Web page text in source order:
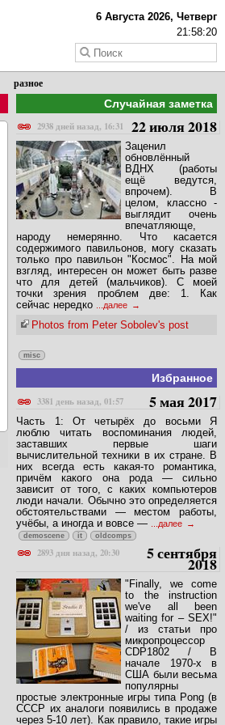
6 Августа 2026, Четверг
21:58:20
разное
Случайная заметка
2938 дней назад, 16:31
22 июля 2018
Заценил
обновлённый
ВДНХ (работы
ещё ведутся,
впрочем). В
целом, классно -
выглядит очень
впечатляюще,
народу немерянно. Что касается
содержимого павильонов, могу сказать
только про павильон "Космос". На мой
взгляд, интересен он может быть разве
что для детей (мальчиков). С моей
точки зрения проблем две: 1. Как
сейчас нередко ...далее
Photos from Peter Sobolev's post
misc
Избранное
3381 день назад, 01:57
5 мая 2017
Часть 1: От четырёх до восьми Я
люблю читать воспоминания людей,
заставших первые шаги
вычислительной техники в их стране. В
них всегда есть какая-то романтика,
причём какого она рода — сильно
зависит от того, с каких компьютеров
люди начали. Обычно это определяется
обстоятельствами — местом работы,
учёбы, а иногда и вовсе —
...далее
demoscene it oldcomps
2893 дня назад, 20:30 5 сентября
2018
"Finally, we come
to the instruction
we've all been
waiting for – SEX!"
/ из статьи про
микропроцессор
CDP1802 / В
начале 1970-х в
США были весьма
популярны
простые электронные игры типа Pong (в
СССР их аналоги появились в продаже
через 5-10 лет). Как правило, такие игры